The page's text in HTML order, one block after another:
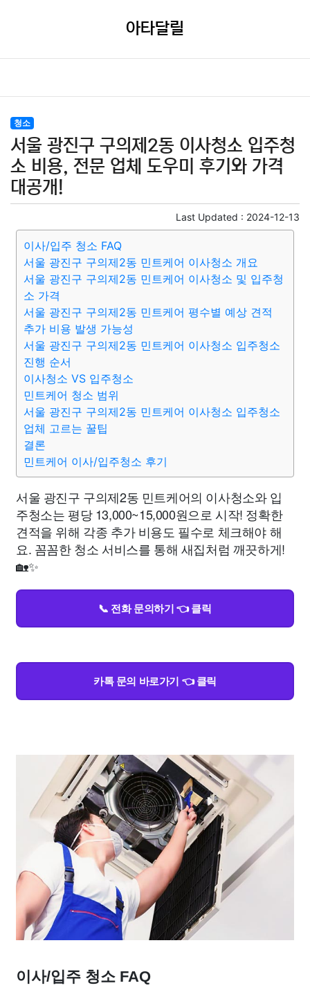
아타달릴
청소
서울 광진구 구의제2동 이사청소 입주청
소 비용, 전문 업체 도우미 후기와 가격
대공개!
Last Updated : 2024-12-13
이사/입주 청소 FAQ
서울 광진구 구의제2동 민트케어 이사청소 개요
서울 광진구 구의제2동 민트케어 이사청소 및 입주청
소 가격
서울 광진구 구의제2동 민트케어 평수별 예상 견적
추가 비용 발생 가능성
서울 광진구 구의제2동 민트케어 이사청소 입주청소
진행 순서
이사청소 VS 입주청소
민트케어 청소 범위
서울 광진구 구의제2동 민트케어 이사청소 입주청소
업체 고르는 꿀팁
결론
민트케어 이사/입주청소 후기
서울 광진구 구의제2동 민트케어의 이사청소와 입
주청소는 평당 13,000~15,000원으로 시작! 정확한
견적을 위해 각종 추가 비용도 필수로 체크해야 해
요. 꼼꼼한 청소 서비스를 통해 새집처럼 깨끗하게!
🏡✨
📞 전화 문의하기 👈 클릭
카톡 문의 바로가기 👈 클릭
이사/입주 청소 FAQ